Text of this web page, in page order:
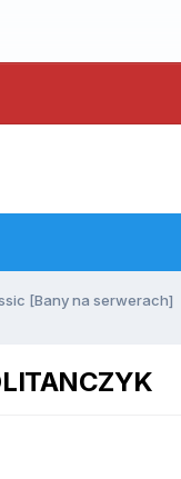
[Bany na serwerach]